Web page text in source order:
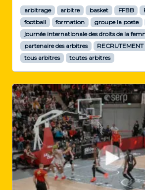
r
a
n
c
e
arbitrage arbitre basket FFBB
football
formation groupe la poste
journée internationale des droits de la
partenaire des arbitres
RECRUTEMENT
tous arbitres
toutes arbitres